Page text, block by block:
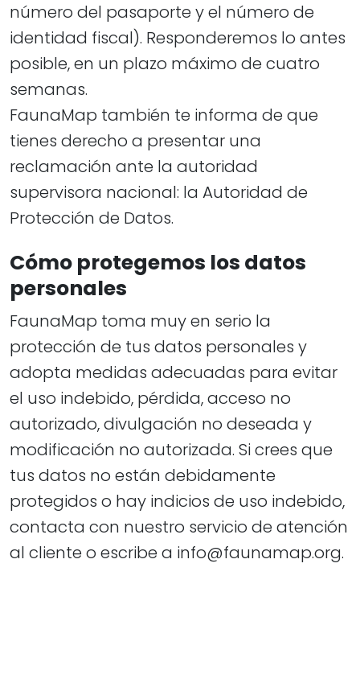
número del pasaporte y el número de
identidad fiscal). Responderemos lo antes
posible, en un plazo máximo de cuatro
semanas.
FaunaMap también te informa de que
tienes derecho a presentar una
reclamación ante la autoridad
supervisora nacional: la Autoridad de
Protección de Datos.
Cómo protegemos los datos
personales
FaunaMap toma muy en serio la
protección de tus datos personales y
adopta medidas adecuadas para evitar
el uso indebido, pérdida, acceso no
autorizado, divulgación no deseada y
modificación no autorizada. Si crees que
tus datos no están debidamente
protegidos o hay indicios de uso indebido,
contacta con nuestro servicio de atención
al cliente o escribe a info@faunamap.org.